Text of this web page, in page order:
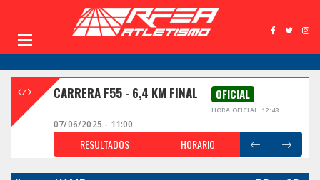
CARRERA F55 - 6,4 KM FINAL OFICIAL
HORA OFICIAL: 12:48
07/06/2025 - 11:00
RESULTADOS HORARIO